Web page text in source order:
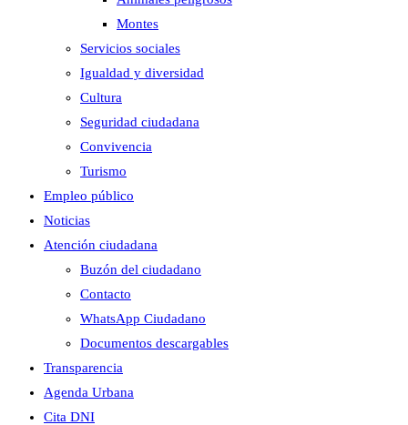
Montes
Servicios sociales
Igualdad y diversidad
Cultura
Seguridad ciudadana
Convivencia
Turismo
Empleo público
Noticias
Atención ciudadana
Buzón del ciudadano
Contacto
WhatsApp Ciudadano
Documentos descargables
Transparencia
Agenda Urbana
Cita DNI